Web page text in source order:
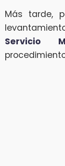
Más tarde,
Servicio